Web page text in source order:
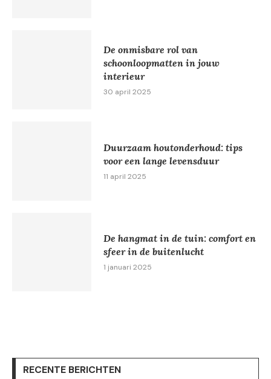
De onmisbare rol van
schoonloopmatten in jouw
interieur
30 april 2025
Duurzaam houtonderhoud: tips
voor een lange levensduur
11 april 2025
De hangmat in de tuin: comfort en
sfeer in de buitenlucht
1 januari 2025
RECENTE BERICHTEN